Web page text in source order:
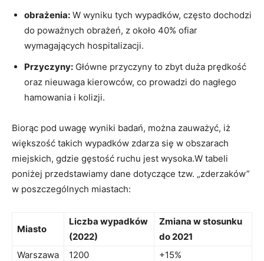
obrażenia: W wyniku tych wypadków, często dochodzi
do poważnych obrażeń, z około 40% ofiar
wymagających hospitalizacji.
Przyczyny: Główne przyczyny to zbyt duża prędkość
oraz nieuwaga kierowców, co prowadzi do nagłego
hamowania i kolizji.
Biorąc pod uwagę wyniki badań, można zauważyć, iż
większość takich wypadków zdarza się w obszarach
miejskich, gdzie gęstość ruchu jest wysoka.W tabeli
poniżej przedstawiamy dane dotyczące tzw. „zderzaków”
w poszczególnych miastach:
Miasto
Liczba wypadków
(2022)
Zmiana w stosunku
do 2021
Warszawa
1200
+15%